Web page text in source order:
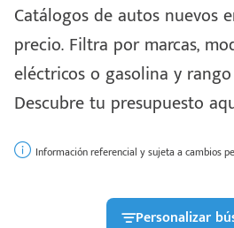
Escríbenos
Código
Ingresar
Catálogos de autos nuevos
precio. Filtra por marcas,
eléctricos o gasolina y
Descubre tu presupuesto
Información referencial y sujeta a cambios
Personalizar